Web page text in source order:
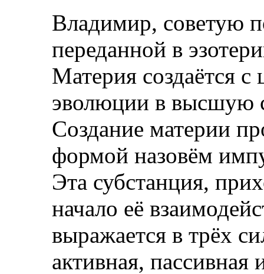
Владимир, советую
переданной в
Материя создаётся
эволюции в высшую
Создание материи
формой назовём
Эта субстанция,
начало её
выражается в трёх
активная,